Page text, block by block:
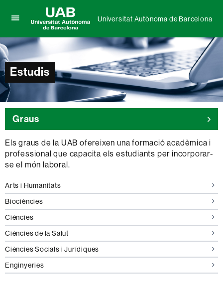
per
desplegar
menú
de
Universitat
de
Barcelona
Universitat
de
Barcelona
Universitat Autònoma de Barcelona
Estudis
Graus
Els graus de la UAB ofereixen una formació acadèmica i
professional que capacita els estudiants per incorporar-
se el món laboral.
Graus
d'
Arts i Humanitats
Graus
de
Biociències
Graus
de
Ciències
Graus
de
Ciències de la Salut
Graus
de
Ciències Socials i Jurídiques
Graus
d'
Enginyeries